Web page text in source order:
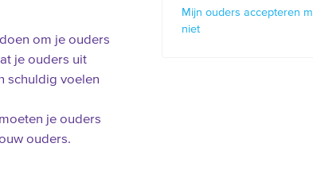
om je ouders
je ouders uit
schuldig voelen
je ouders
ouders.
Mijn ouders accepteren
niet